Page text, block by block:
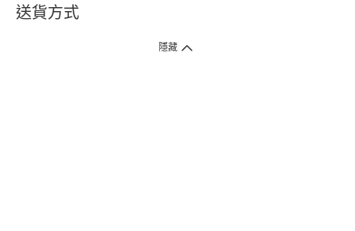
送貨方式
1. 送貨到府（受衛生署條例規管產品除外 ）
隱藏